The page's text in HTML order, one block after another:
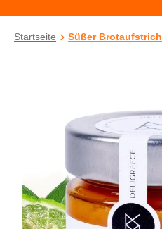
Startseite Süßer Brotaufstrich